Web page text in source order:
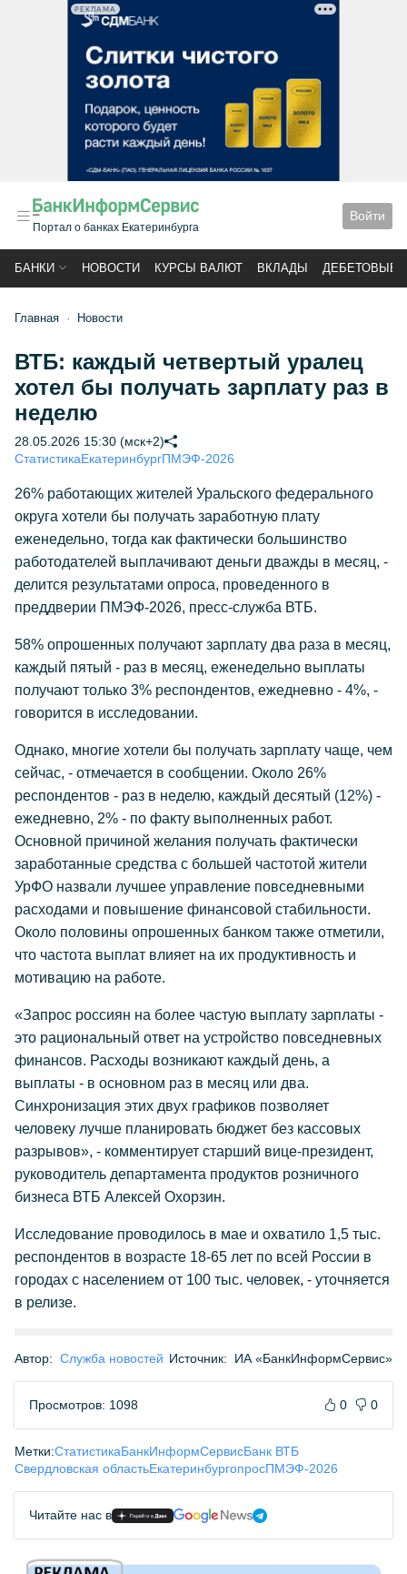
РЕКЛАМА
Портал о банках Екатеринбурга
Войти
БАНКИ НОВОСТИ КУРСЫ ВАЛЮТ ВКЛАДЫ ДЕБЕТОВЫЕ
Главная Новости
ВТБ: каждый четвертый уралец
хотел бы получать зарплату раз в
неделю
28.05.2026 15:30 (мск+2)
СтатистикаЕкатеринбургПМЭФ-2026
26% работающих жителей Уральского федерального
округа хотели бы получать заработную плату
еженедельно, тогда как фактически большинство
работодателей выплачивают деньги дважды в месяц, -
делится результатами опроса, проведенного в
преддверии ПМЭФ-2026, пресс-служба ВТБ.
58% опрошенных получают зарплату два раза в месяц,
каждый пятый - раз в месяц, еженедельно выплаты
получают только 3% респондентов, ежедневно - 4%, -
говорится в исследовании.
Однако, многие хотели бы получать зарплату чаще, чем
сейчас, - отмечается в сообщении. Около 26%
респондентов - раз в неделю, каждый десятый (12%) -
ежедневно, 2% - по факту выполненных работ.
Основной причиной желания получать фактически
заработанные средства с большей частотой жители
УрФО назвали лучшее управление повседневными
расходами и повышение финансовой стабильности.
Около половины опрошенных банком также отметили,
что частота выплат влияет на их продуктивность и
мотивацию на работе.
«Запрос россиян на более частую выплату зарплаты -
это рациональный ответ на устройство повседневных
финансов. Расходы возникают каждый день, а
выплаты - в основном раз в месяц или два.
Синхронизация этих двух графиков позволяет
человеку лучше планировать бюджет без кассовых
разрывов», - комментирует старший вице-президент,
руководитель департамента продуктов розничного
бизнеса ВТБ Алексей Охорзин.
Исследование проводилось в мае и охватило 1,5 тыс.
респондентов в возрасте 18-65 лет по всей России в
городах с населением от 100 тыс. человек, - уточняется
в релизе.
Автор: Служба новостей Источник: ИА «БанкИнформСервис»
Просмотров: 1098 0 0
Метки:СтатистикаБанкИнформСервисБанк ВТБ
Свердловская областьЕкатеринбургопросПМЭФ-2026
Читайте нас в